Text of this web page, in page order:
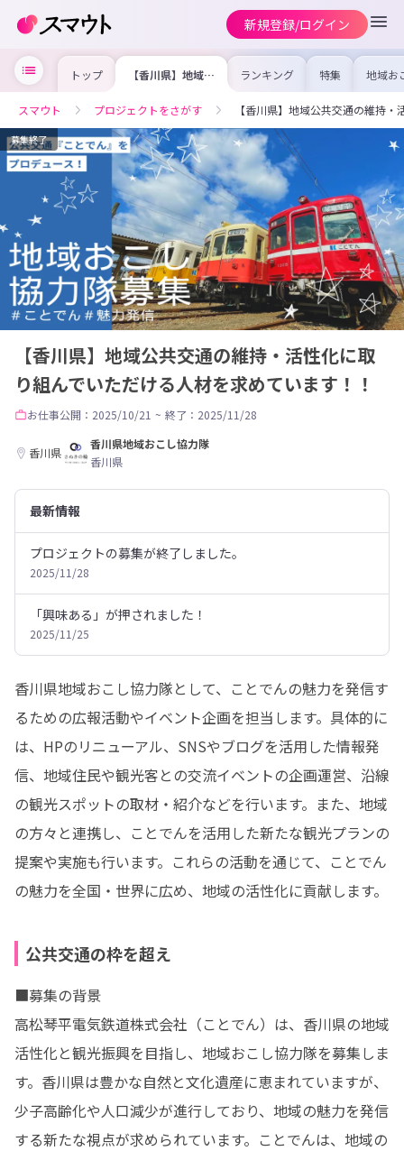
新規登録/ログイン
トップ 【香川県】地域公
共交通の維持・活
いただける人材を
求めています！！
ランキング 特集 地域お
の求
を集め
事内容
を比較
合った
けよう
スマウト プロジェクトをさがす 【香川県】地域公共交通の維持
募集終了
【香川県】地域公共交通の維持・活性化に取
り組んでいただける人材を求めています！！
お仕事公開：2025/10/21 ~ 終了：2025/11/28
香川県
香川県地域おこし協力隊
香川県
最新情報
プロジェクトの募集が終了しました。
2025/11/28
「興味ある」が押されました！
2025/11/25
香川県地域おこし協力隊として、ことでんの魅力を発信す
るための広報活動やイベント企画を担当します。具体的に
は、HPのリニューアル、SNSやブログを活用した情報発
信、地域住民や観光客との交流イベントの企画運営、沿線
の観光スポットの取材・紹介などを行います。また、地域
の方々と連携し、ことでんを活用した新たな観光プランの
提案や実施も行います。これらの活動を通じて、ことでん
の魅力を全国・世界に広め、地域の活性化に貢献します。
公共交通の枠を超え
■募集の背景
高松琴平電気鉄道株式会社（ことでん）は、香川県の地域
活性化と観光振興を目指し、地域おこし協力隊を募集しま
す。香川県は豊かな自然と文化遺産に恵まれていますが、
少子高齢化や人口減少が進行しており、地域の魅力を発信
する新たな視点が求められています。ことでんは、地域の